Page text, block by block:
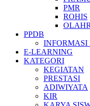
PMR
ROHIS
PPDB
INFORMASI
E-LEARNING
KATEGORI
KEGIATAN
PRESTASI
ADIWIYATA
KIR